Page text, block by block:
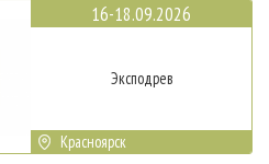
16-18.09.2026
Эксподрев
Красноярск